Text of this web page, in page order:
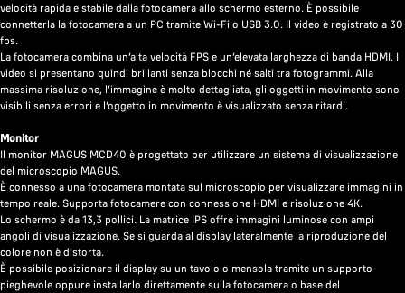
velocità rapida e stabile dalla fotocamera allo schermo esterno. È possibile
connetterla la fotocamera a un PC tramite Wi-Fi o USB 3.0. Il video è registrato a 30
fps.
La fotocamera combina un’alta velocità FPS e un’elevata larghezza di banda HDMI. I
video si presentano quindi brillanti senza blocchi né salti tra fotogrammi. Alla
massima risoluzione, l’immagine è molto dettagliata, gli oggetti in movimento sono
visibili senza errori e l’oggetto in movimento è visualizzato senza ritardi.
Monitor
Il monitor MAGUS MCD40 è progettato per utilizzare un sistema di visualizzazione
del microscopio MAGUS.
È connesso a una fotocamera montata sul microscopio per visualizzare immagini in
tempo reale. Supporta fotocamere con connessione HDMI e risoluzione 4K.
Lo schermo è da 13,3 pollici. La matrice IPS offre immagini luminose con ampi
angoli di visualizzazione. Se si guarda al display lateralmente la riproduzione del
colore non è distorta.
È possibile posizionare il display su un tavolo o mensola tramite un supporto
pieghevole oppure installarlo direttamente sulla fotocamera o base del